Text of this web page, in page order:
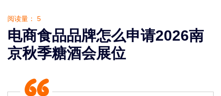
阅读量： 5
电商食品品牌怎么申请2026南
京秋季糖酒会展位